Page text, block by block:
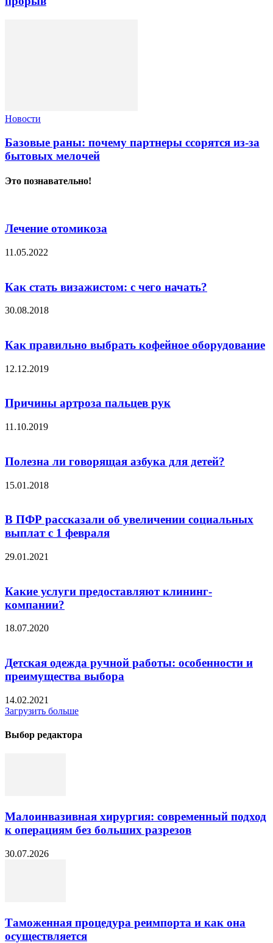
Новости
Базовые раны: почему партнеры ссорятся из-за
бытовых мелочей
Это познавательно!
Лечение отомикоза
11.05.2022
Как стать визажистом: с чего начать?
30.08.2018
Как правильно выбрать кофейное оборудование
12.12.2019
Причины артроза пальцев рук
11.10.2019
Полезна ли говорящая азбука для детей?
15.01.2018
В ПФР рассказали об увеличении социальных
выплат с 1 февраля
29.01.2021
Какие услуги предоставляют клининг-
компании?
18.07.2020
Детская одежда ручной работы: особенности и
преимущества выбора
14.02.2021
Загрузить больше
Выбор редактора
Малоинвазивная хирургия: современный подход
к операциям без больших разрезов
30.07.2026
Таможенная процедура реимпорта и как она
осуществляется